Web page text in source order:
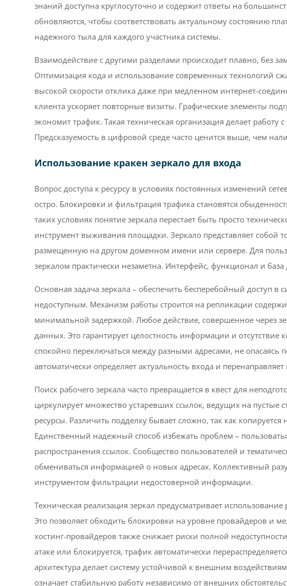
знаний доступна круглосуточно и содержит ответы на
обновляются, чтобы соответствовать актуальному состоянию
надежного тыла для каждого участника системы.
Взаимодействие с другими разделами происходит плавно, без
Оптимизация кода и использование современных технологий
высокой скорости отклика даже при медленном интернет-
клиента ускоряет повторные визиты. Графические элементы
экономит трафик. Такая техническая организация делает работу
Предсказуемость в цифровой среде часто ценится выше, чем
Использование кракен зеркало для входа
Вопрос доступа к ресурсу в условиях постоянных изменений
остро. Блокировки и фильтрация трафика становятся
таких условиях понятие зеркала перестает быть просто
инструмент выживания площадки. Зеркало представляет собой
размещенную на другом доменном имени или сервере. Для
зеркалом практически незаметна. Интерфейс, функционал и
Основная задача зеркала – обеспечить бесперебойный доступ в
недоступным. Механизм работы строится на репликации
минимальной задержкой. Любое действие, совершенное через
данных. Это гарантирует целостность информации и
спокойно переключаться между разными адресами, не опасаясь
автоматически определяет актуальность входа и
Поиск рабочего зеркала часто превращается в квест для
циркулирует множество устаревших ссылок, ведущих на
ресурсы. Различить подделку бывает сложно, так как копируется
Единственный надежный способ избежать проблем –
распространения ссылок. Сообщество пользователей и
обмениваться информацией о новых адресах. Коллективный
инструментом фильтрации недостоверной информации.
Техническая реализация зеркал предусматривает
Это позволяет обходить блокировки на уровне провайдеров и
хостинг-провайдеров также снижает риски полной
атаке или блокируется, трафик автоматически
архитектура делает систему устойчивой к внешним
означает стабильную работу независимо от внешних